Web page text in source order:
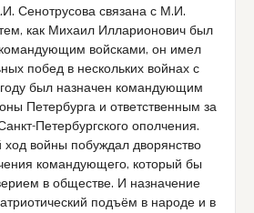
Сенотрусова связана с М.И.
как Михаил Илларионович был
войсками, он имел
побед в нескольких войнах с
году был назначен командующим
Петербурга и ответственным за
Петербургского ополчения.
ход войны побуждал дворянство
командующего, который бы
в обществе. И назначение
подъём в народе и в